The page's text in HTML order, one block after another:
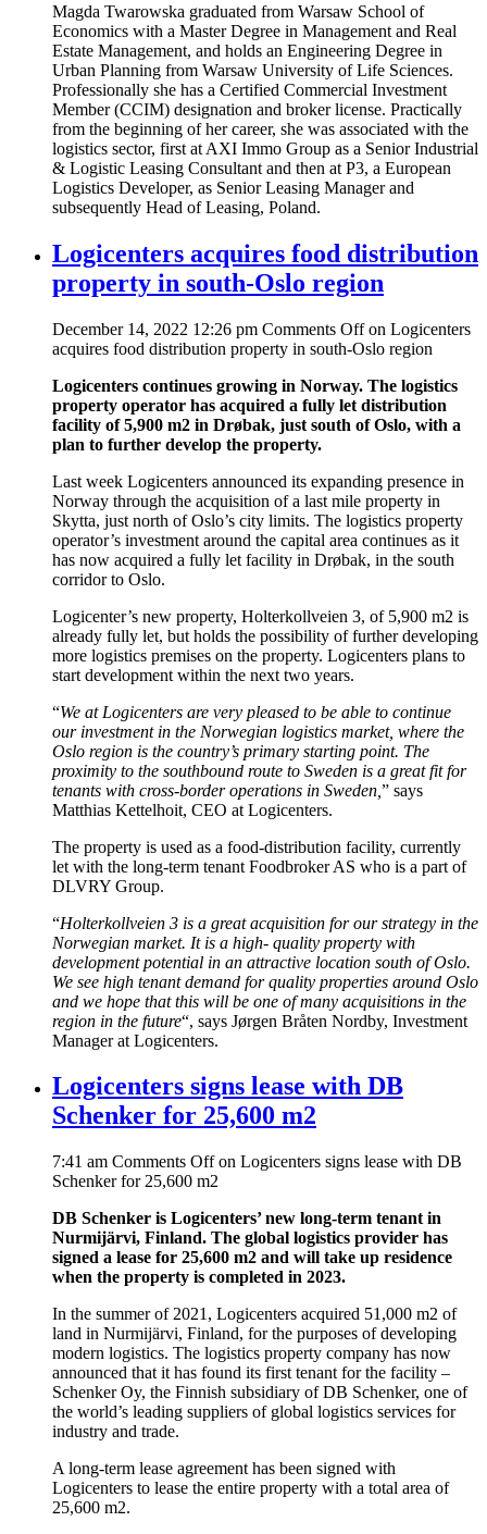
Magda Twarowska graduated from Warsaw School of
Economics with a Master Degree in Management and Real
Estate Management, and holds an Engineering Degree in
Urban Planning from Warsaw University of Life Sciences.
Professionally she has a Certified Commercial Investment
Member (CCIM) designation and broker license. Practically
from the beginning of her career, she was associated with the
logistics sector, first at AXI Immo Group as a Senior Industrial
& Logistic Leasing Consultant and then at P3, a European
Logistics Developer, as Senior Leasing Manager and
subsequently Head of Leasing, Poland.
Logicenters acquires food distribution
property in south-Oslo region
December 14, 2022 12:26 pm Comments Offon Logicenters
acquires food distribution property in south-Oslo region
Logicenters continues growing in Norway. The logistics
property operator has acquired a fully let distribution
facility of 5,900 m2 in Drøbak, just south of Oslo, with a
plan to further develop the property.
Last week Logicenters announced its expanding presence in
Norway through the acquisition of a last mile property in
Skytta, just north of Oslo’s city limits. The logistics property
operator’s investment around the capital area continues as it
has now acquired a fully let facility in Drøbak, in the south
corridor to Oslo.
Logicenter’s new property, Holterkollveien 3, of 5,900 m2 is
already fully let, but holds the possibility of further developing
more logistics premises on the property. Logicenters plans to
start development within the next two years.
“We at Logicenters are very pleased to be able to continue
our investment in the Norwegian logistics market, where the
Oslo region is the country’s primary starting point. The
proximity to the southbound route to Sweden is a great fit for
tenants with cross-border operations in Sweden, ” says
Matthias Kettelhoit, CEO at Logicenters.
The property is used as a food-distribution facility, currently
let with the long-term tenant Foodbroker AS who is a part of
DLVRY Group.
“Holterkollveien 3 is a great acquisition for our strategy in the
Norwegian market. It is a high- quality property with
development potential in an attractive location south of Oslo.
We see high tenant demand for quality properties around Oslo
and we hope that this will be one of many acquisitions in the
region in the future“, says Jørgen Bråten Nordby, Investment
Manager at Logicenters.
Logicenters signs lease with DB
Schenker for 25,600 m2
7:41 am Comments Offon Logicenters signs lease with DB
Schenker for 25,600 m2
DB Schenker is Logicenters’ new long-term tenant in
Nurmijärvi, Finland. The global logistics provider has
signed a lease for 25,600 m2 and will take up residence
when the property is completed in 2023.
In the summer of 2021, Logicenters acquired 51,000 m2 of
land in Nurmijärvi, Finland, for the purposes of developing
modern logistics. The logistics property company has now
announced that it has found its first tenant for the facility –
Schenker Oy, the Finnish subsidiary of DB Schenker, one of
the world’s leading suppliers of global logistics services for
industry and trade.
A long-term lease agreement has been signed with
Logicenters to lease the entire property with a total area of
25,600 m2.